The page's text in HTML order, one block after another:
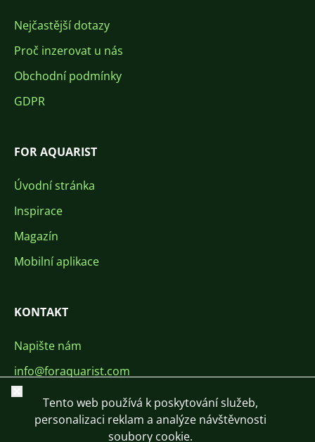
Nejčastější dotazy
Proč inzerovat u nás
Obchodní podmínky
GDPR
FOR AQUARIST
Úvodní stránka
Inspirace
Magazín
Mobilní aplikace
KONTAKT
Napište nám
info@foraquarist.com
+420 603 449 602
Zavřít
Tento web používá k poskytování služeb,
personalizaci reklam a analýze návštěvnosti
soubory cookie.